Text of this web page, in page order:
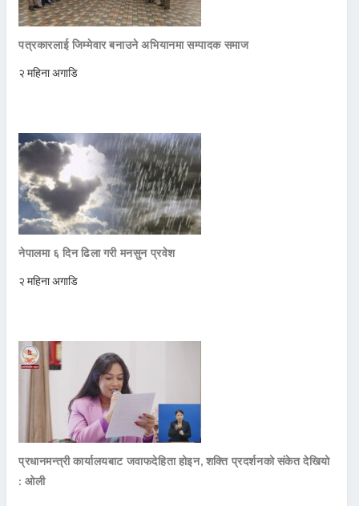
पत्रकारलाई जिम्मेवार बनाउने अभियानमा सम्पादक समाज
२ महिना अगाडि
नेपालमा ६ दिन ढिला गरी मनसुन प्रवेश
२ महिना अगाडि
प्रधानमन्त्री कार्यालयबाट जवाफदेहिता होइन, शक्ति प्रदर्शनको संकेत देखियो
: ओली